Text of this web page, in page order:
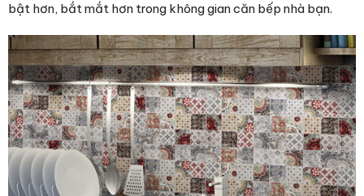
bật hơn, bắt mắt hơn trong không gian căn bếp nhà bạn.